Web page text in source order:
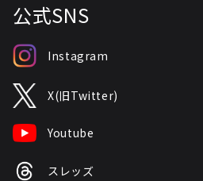
公式SNS
Instagram
X(旧Twitter)
Youtube
スレッズ